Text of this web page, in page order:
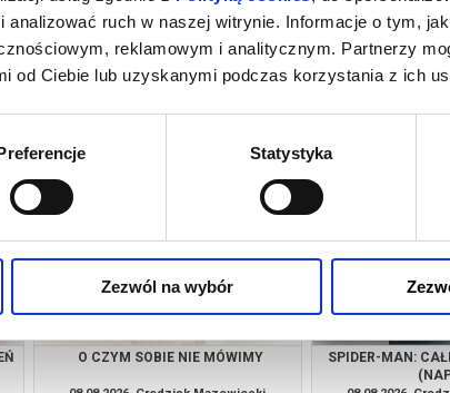
analizować ruch w naszej witrynie. Informacje o tym,
reklamowym i analitycznym. Partnerzy
od Ciebie lub uzyskanymi podczas korzystania z ich
Statystyka
Zezwól na wybór
SPIDER-MAN: CAŁKIEM NOWY DZIEŃ
kup bilet
HOMO
O CZYM SOBIE NIE MÓWIMY
SPIDER-MAN: